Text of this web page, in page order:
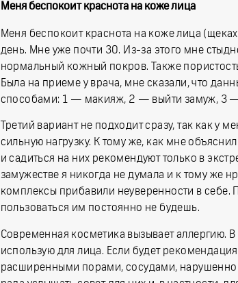
Меня беспокоит краснота на коже лица
Меня беспокоит краснота на коже лица
день. Мне уже почти 30. Из-за этого мне
нормальный кожный покров. Также
Была на приеме у врача, мне сказали, что
способами: 1 — макияж, 2 — выйти замуж, 3
Третий вариант не подходит сразу, так как у
сильную нагрузку. К тому же, как мне
и садиться на них рекомендуют только в
замужестве я никогда не думала и к тому же
комплексы прибавили неуверенности в себе.
пользоваться им постоянно не будешь.
Современная косметика вызывает аллергию.
использую для лица. Если будет
расширенными порами, сосудами,